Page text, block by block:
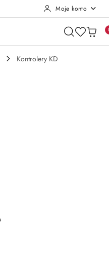
Moje konto
Kontrolery KD